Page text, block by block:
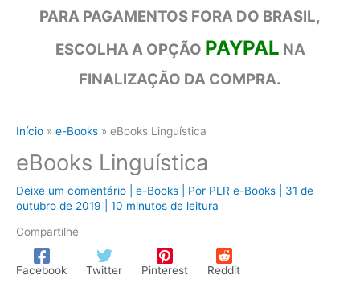
PARA PAGAMENTOS FORA DO BRASIL,
ESCOLHA A OPÇÃO PAYPAL NA
FINALIZAÇÃO DA COMPRA.
Início e-Books eBooks Linguística
eBooks Linguística
Deixe um comentário e-Books | Por PLR e-Books
31 de
outubro de 2019
10 minutos de leitura
Compartilhe
Facebook Twitter Pinterest Reddit